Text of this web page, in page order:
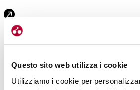
Questo sito web utilizza i cookie
Utilizziamo i cookie per